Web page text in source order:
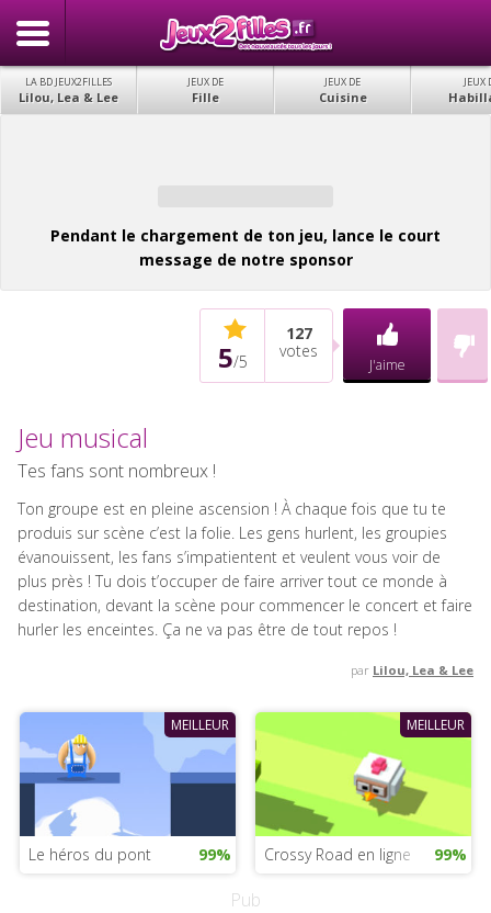
LA BD JEUX2FILLES
Lilou, Lea & Lee
JEUX DE
Fille
JEUX DE
Cuisine
JEUX
Pendant le chargement de ton jeu, lance le court
message de notre sponsor
5/5
127
votes
J'aime
Jeu musical
Tes fans sont nombreux !
Ton groupe est en pleine ascension ! À chaque fois que tu te
produis sur scène c’est la folie. Les gens hurlent, les groupies
évanouissent, les fans s’impatientent et veulent vous voir de
plus près ! Tu dois t’occuper de faire arriver tout ce monde à
destination, devant la scène pour commencer le concert et faire
hurler les enceintes. Ça ne va pas être de tout repos !
par Lilou, Lea & Lee
MEILLEUR
Le héros du pont 99%
MEILLEUR
Crossy Road en ligne 99%
Pub